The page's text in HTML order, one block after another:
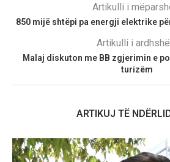
Artikulli i
850 mijë shtëpi pa energji elektrike
Artikulli i
Malaj diskuton me BB zgjerimin e
turizëm
ARTIKUJ TË